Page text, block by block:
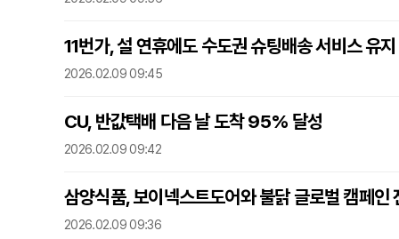
11번가, 설 연휴에도 수도권 슈팅배송 서비스 유지
2026.02.09 09:45
CU, 반값택배 다음 날 도착 95% 달성
2026.02.09 09:42
삼양식품, 보이넥스트도어와 불닭 글로벌 캠페인
2026.02.09 09:36